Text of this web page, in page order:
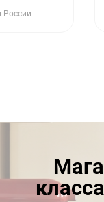
России